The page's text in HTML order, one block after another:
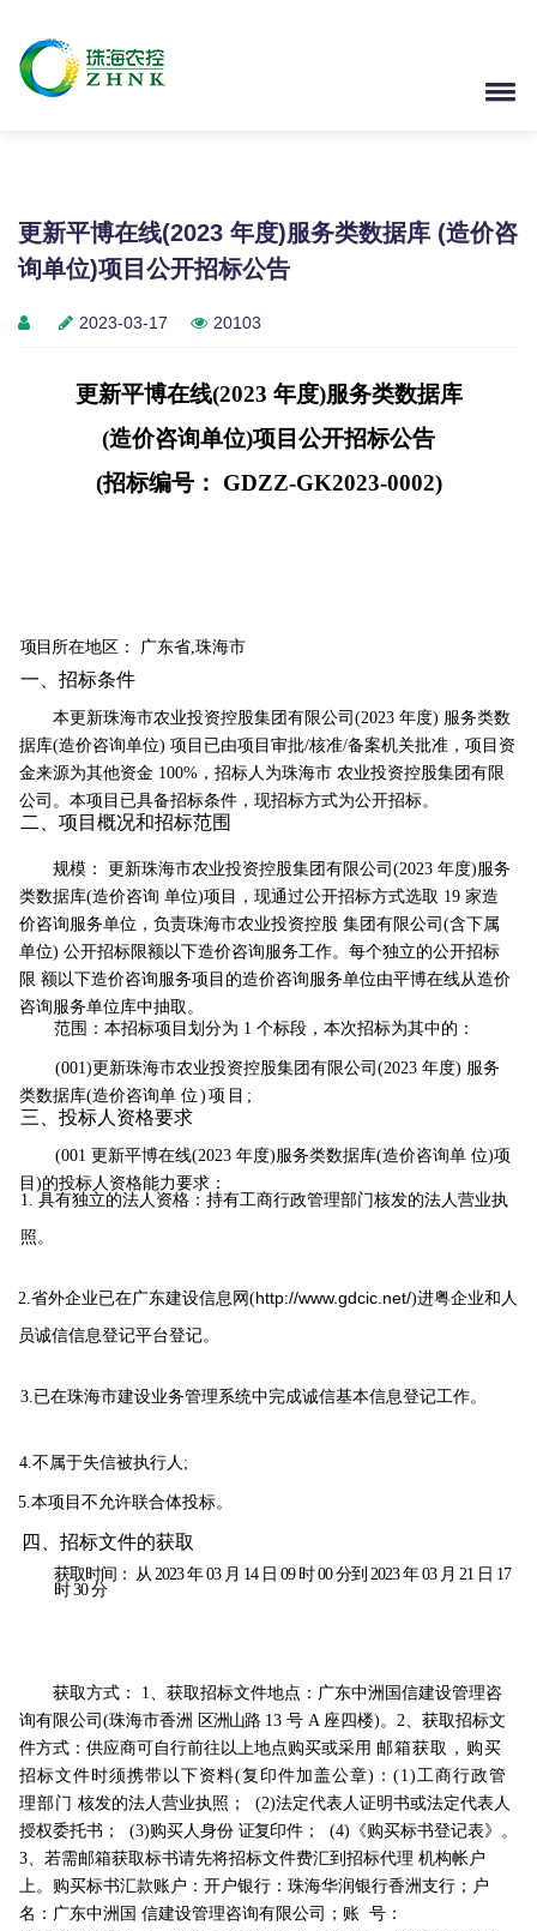
更新平博在线(2023 年度)服务类数据库 (造价咨
询单位)项目公开招标公告
2023-03-17 20103
更新平博在线(2023 年度)服务类数据库
(造价咨询单位)项目公开招标公告
(招标编号： GDZZ-GK2023-0002)
项 目 所在地区： 广东省,珠海市
一、招标条件
本更新珠海市农业投资控股集团有限公司(2023 年度) 服务类数
据库(造价咨询单位) 项目已由项目审批/核准/备案机关批准 ，项目资
金来源为其他资金 100%，招标人为珠海市 农业投资控股集团有限
公司。本项目已具备招标条件，现招标方式为公开招标。
二、项目 概况和招标范围
规模： 更新珠海市农业投资控股集团有限公司(2023 年度)服务
类数据库(造价咨询 单位)项目，现通过公开招标方式选取 19 家造
价咨询服务单位，负责珠海市农业投资控股 集团 有限公司(含下属
单位) 公开招标限额以下造价咨询服务工作。每个独立的公开招标
限 额以下造价咨询服务项目的造价咨询服务单位由平博在线从造价
咨询服务单位库中抽取。
范围：本招标项目划分为 1 个标段，本次招标为其中的：
(001)更新珠海市农业投资控股集团有限公司(2023 年度) 服务
类数据库(造价咨询单 位 ) 项目;
三、 投标人资格要求
(001 更新平博在线(2023 年度)服务类数据库(造价咨询单 位)项
目)的投标人资格能力要求：
1. 具有独立的法人资格：持有工商行政管理部门核发的法人营业执
照。
2.省外企业已在广东建设信息网(http://www.gdcic.net/)进粤企业和人
员诚信信息登记平台登记。
3.已在珠海市建设业务管理系统中完成诚信基本信息登记工作。
4.不属于失信被执行人;
5.本项目不允许联合体投标。
四、招标文件的获取
获取时间： 从 2023 年 03 月 14 日 09 时 00 分到 2023 年 03 月 21 日 17
时 30分
获取方式： 1、获取招标文件地点：广东中洲国信建设管理咨
询有限公司(珠海市香洲 区洲山路 13 号 A 座四楼)。2、获取招标文
件方式：供应商可自行前往以上地点购买或采用 邮箱获取 ，购买
招标文件时须携带以下资料(复印件加盖公章)：(1)工商行政管
理部门 核发的法人营业执照； (2)法定代表人证明书或法定代表人
授权委托书； (3)购买人身份 证复印件； (4)《购买标书登记表》。
3、若需邮箱获取标书请先将招标文件费汇到招标代理 机构帐户
上。购买标书汇款账户：开户银行：珠海华润银行香洲支行；户
名：广东中洲国 信建设管理咨询有限公司；账 号：